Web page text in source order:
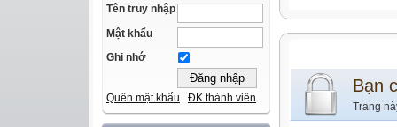
Tên truy nhập
Mật khẩu
Ghi nhớ
Quên mật khẩu ĐK thành viên
Bạn
Trang